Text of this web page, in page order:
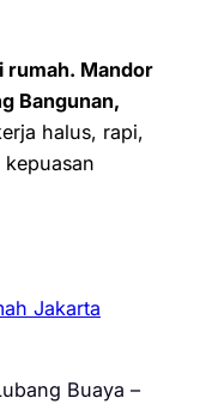
rumah. Mandor
Bangunan,
halus, rapi,
Jakarta
Buaya –